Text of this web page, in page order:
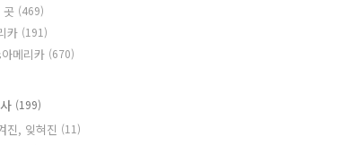
(469)
카 (191)
메리카 (670)
(199)
진, 잊혀진 (11)